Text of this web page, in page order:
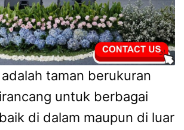
adalah taman berukuran
untuk berbagai
di dalam maupun di luar